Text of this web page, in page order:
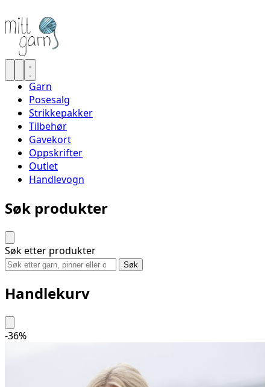
Garn
Posesalg
Strikkepakker
Tilbehør
Gavekort
Oppskrifter
Outlet
Handlevogn
Søk produkter
Søk etter produkter
Søk
Handlekurv
-36%